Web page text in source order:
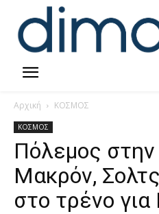
Αρχική ΚΟΣΜΟΣ
ΚΟΣΜΟΣ
Πόλεμος
Μακρόν,
στο τρένο για